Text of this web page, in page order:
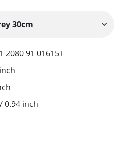
2080 91 016151
0.94 inch